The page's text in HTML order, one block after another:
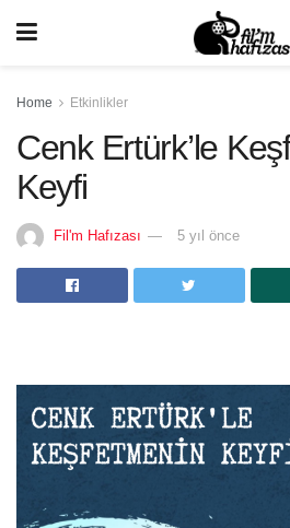
Home Etkinlikler
Cenk Ertürk’le
Keyfi
Fil'm Hafızası 5 yıl önce